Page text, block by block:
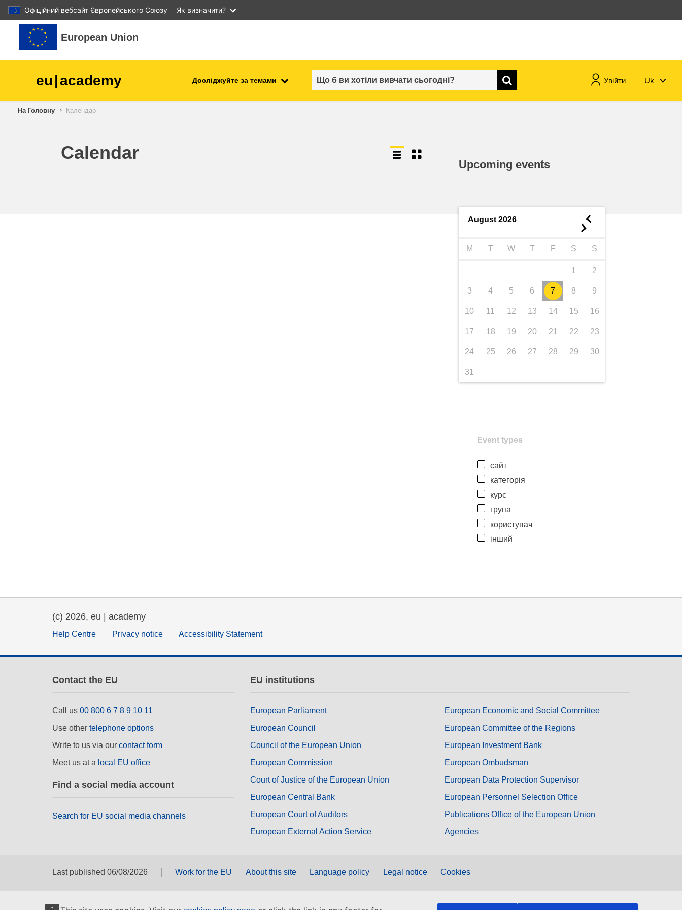
Офіційний вебсайт Європейського Союзу Як визначити?
Перейти до головного вмісту
European Union
eu|academy Досліджуйте за темами Увійти Uk
діти та молодь
продуктів та продовольча
харчування, здоров'я та
знаннями
На Головну Календар
Calendar
Upcoming events
August 2026 ◄
►
M T W T F S S
1 2
3 4 5 6 7 8 9
10 11 12 13 14 15 16
17 18 19 20 21 22 23
24 25 26 27 28 29 30
31
Event types
сайт
категорія
курс
група
користувач
інший
(c) 2026, eu | academy
Help Centre Privacy notice Accessibility Statement
Contact the EU
Call us 00 800 6 7 8 9 10 11
Use other telephone options
Write to us via our contact form
Meet us at a local EU office
Find a social media account
Search for EU social media channels
EU institutions
European Parliament
European Council
Council of the European Union
European Commission
Court of Justice of the European Union
European Central Bank
European Court of Auditors
European External Action Service
European Economic and Social Committee
European Committee of the Regions
European Investment Bank
European Ombudsman
European Data Protection Supervisor
European Personnel Selection Office
Publications Office of the European Union
Agencies
Last published 06/08/2026 Work for the EU About this site Language policy Legal notice Cookies